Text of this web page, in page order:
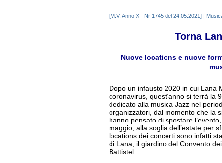
[M.V. Anno X - Nr 1745 del 24.05.2021] |
Torna
Nuove locations e nuove
Dopo un infausto 2020 in cui Lana
coronavirus, quest’anno si terrà la
dedicato alla musica Jazz nel
organizzatori, dal momento che la
hanno pensato di spostare
maggio, alla soglia dell’estate per
locations dei concerti sono infatti
di Lana, il giardino del Convento
Battistel.